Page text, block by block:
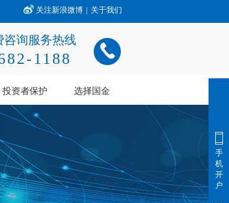
关注新浪微博 | 关于我们
咨询服务热线
1188
投资者保护 选择国金
手
机
开
户